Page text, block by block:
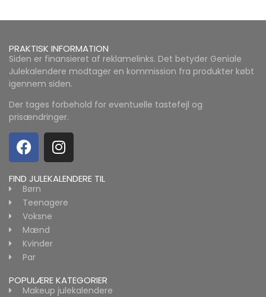
PRAKTISK INFORMATION
Siden er finansieret af reklamelinks. Det betyder Geniale
Julekalendere modtager en kommission fra produkter købt
igennem siden.
Der tages forbehold for eventuelle tastefejl og
prisændringer.
FIND JULEKALENDERE TIL
Børn
Teenagere
Voksne
Mænd
Kvinder
Par
POPULÆRE KATEGORIER
Makeup julekalendere